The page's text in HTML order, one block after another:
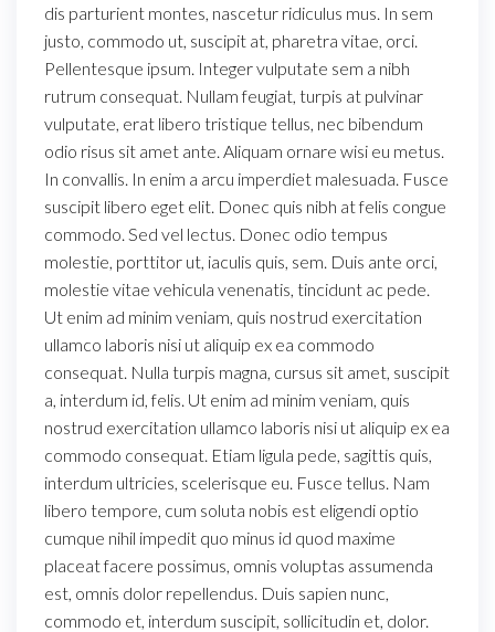
dis parturient montes, nascetur ridiculus mus. In sem
justo, commodo ut, suscipit at, pharetra vitae, orci.
Pellentesque ipsum. Integer vulputate sem a nibh
rutrum consequat. Nullam feugiat, turpis at pulvinar
vulputate, erat libero tristique tellus, nec bibendum
odio risus sit amet ante. Aliquam ornare wisi eu metus.
In convallis. In enim a arcu imperdiet malesuada. Fusce
suscipit libero eget elit. Donec quis nibh at felis congue
commodo. Sed vel lectus. Donec odio tempus
molestie, porttitor ut, iaculis quis, sem. Duis ante orci,
molestie vitae vehicula venenatis, tincidunt ac pede.
Ut enim ad minim veniam, quis nostrud exercitation
ullamco laboris nisi ut aliquip ex ea commodo
consequat. Nulla turpis magna, cursus sit amet, suscipit
a, interdum id, felis. Ut enim ad minim veniam, quis
nostrud exercitation ullamco laboris nisi ut aliquip ex ea
commodo consequat. Etiam ligula pede, sagittis quis,
interdum ultricies, scelerisque eu. Fusce tellus. Nam
libero tempore, cum soluta nobis est eligendi optio
cumque nihil impedit quo minus id quod maxime
placeat facere possimus, omnis voluptas assumenda
est, omnis dolor repellendus. Duis sapien nunc,
commodo et, interdum suscipit, sollicitudin et, dolor.